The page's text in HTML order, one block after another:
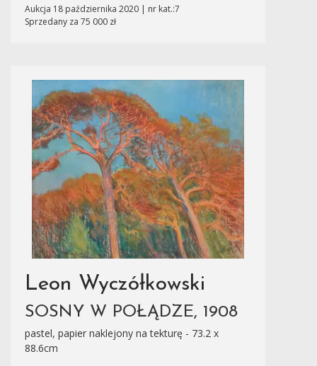
Aukcja 18 października 2020 | nr kat.:7
Sprzedany za 75 000 zł
Leon Wyczółkowski
SOSNY W POŁĄDZE, 1908
pastel, papier naklejony na tekturę - 73.2 x
88.6cm